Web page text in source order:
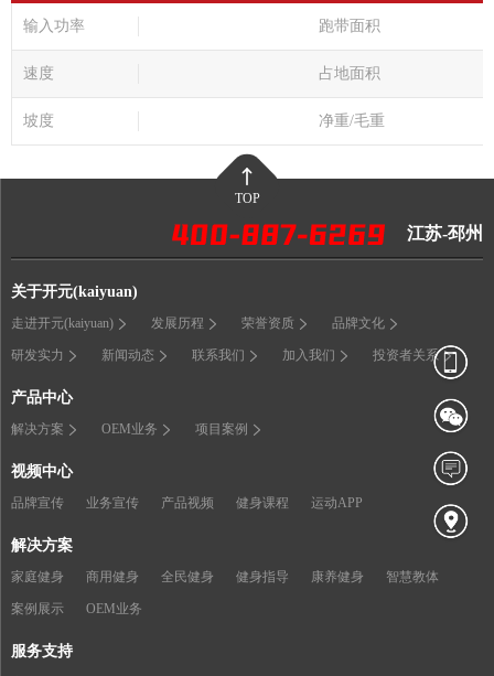
输入功率 跑带面积
速度 占地面积
坡度 净重/毛重
TOP
江苏-邳州
关于开元(kaiyuan)
走进开元(kaiyuan) 发展历程 荣誉资质 品牌文化
研发实力 新闻动态 联系我们 加入我们 投资者关系
产品中心
解决方案 OEM业务 项目案例
视频中心
品牌宣传 业务宣传 产品视频 健身课程 运动APP
解决方案
家庭健身 商用健身 全民健身 健身指导 康养健身 智慧教体
案例展示 OEM业务
服务支持